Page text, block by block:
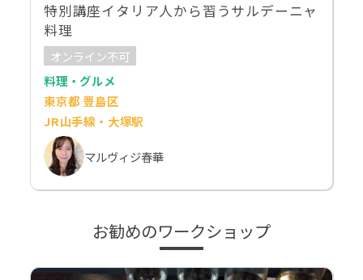
特別講座イタリア人から習うサルデーニャ
料理
オンライン不可
料理・グルメ
東京都 豊島区
JR山手線・大塚駅
マルヴィジ春華
お勧めのワークショップ